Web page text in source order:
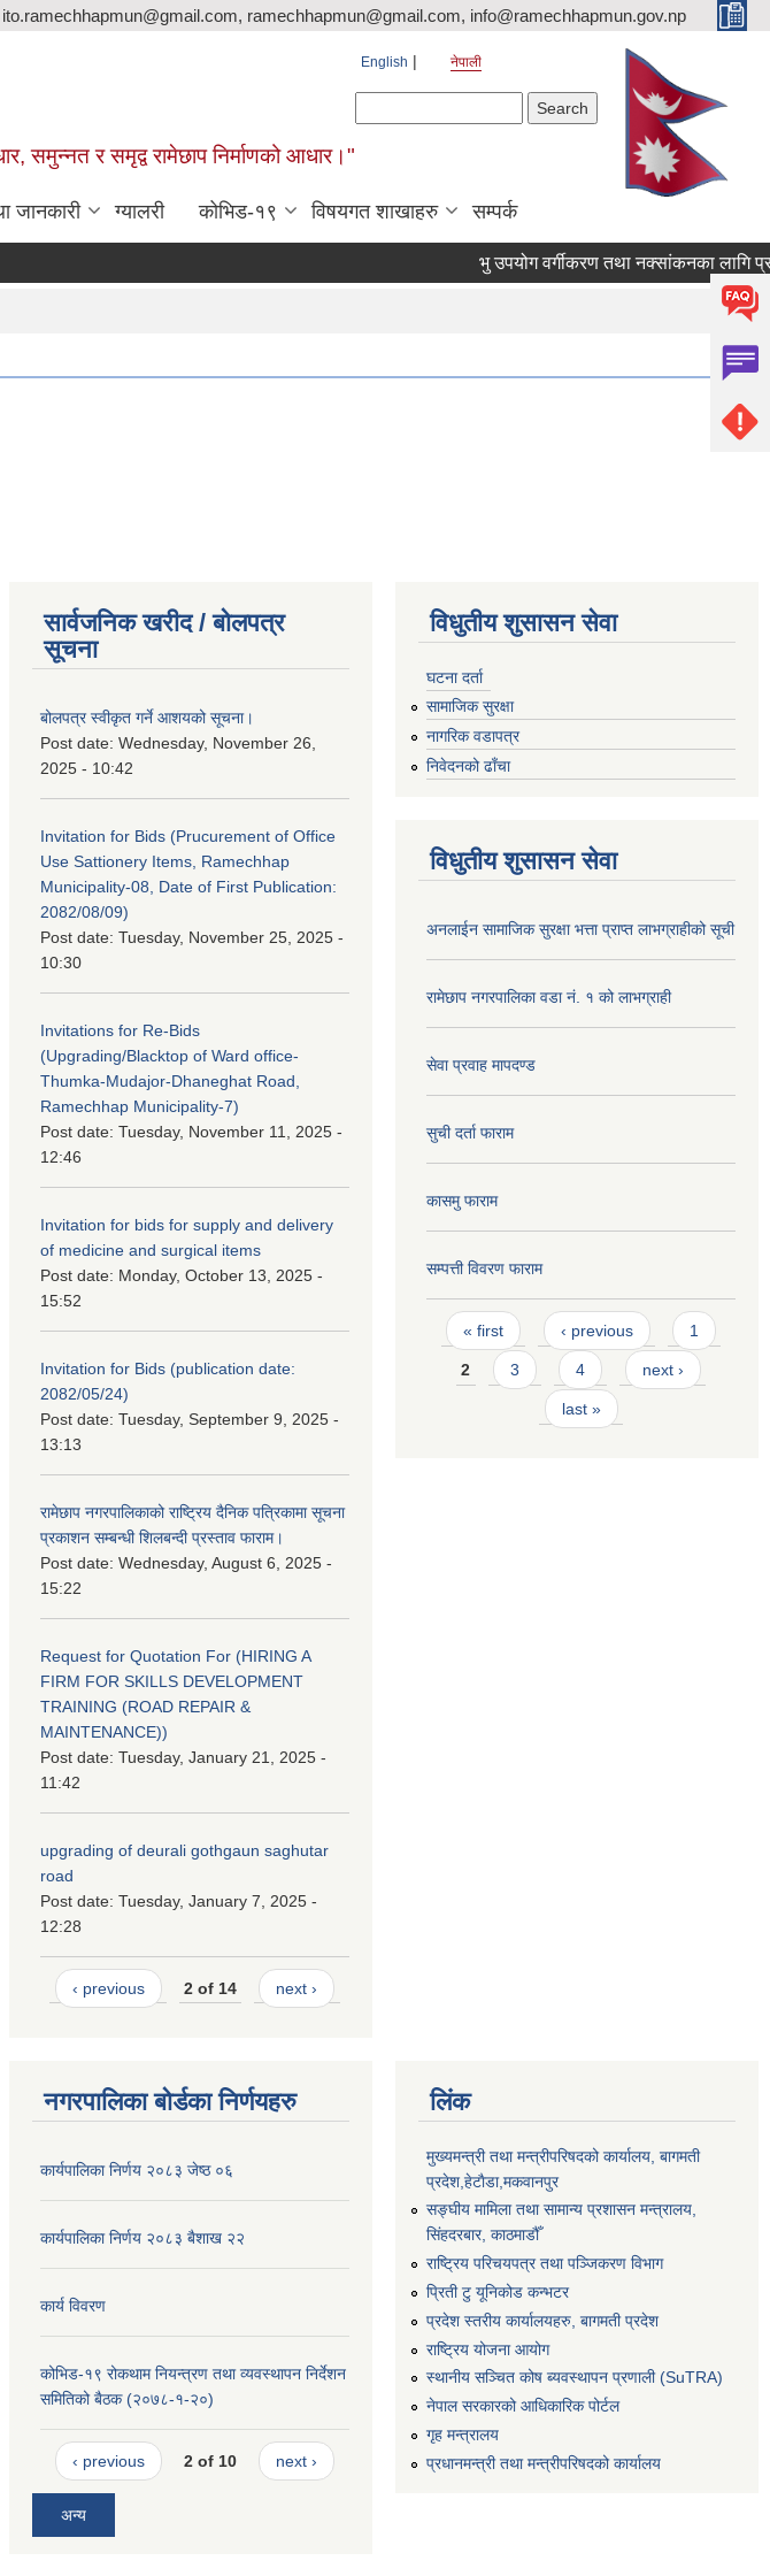
ito.ramechhapmun@gmail.com, ramechhapmun@gmail.com, info@ramechhapmun.gov.np
समुन्नत र समृद्व रामेछाप निर्माणको आधार।"
English नेपाली
जानकारी ग्यालरी कोभिड-१९ विषयगत शाखाहरु सम्पर्क
भु उपयोग वर्गीकरण तथा नक्सांकनका लागि
सार्वजनिक खरीद / बोलपत्र
सूचना
बोलपत्र स्वीकृत गर्ने आशयको सूचना।
Post date: Wednesday, November 26,
2025 - 10:42
Invitation for Bids (Prucurement of Office
Use Sattionery Items, Ramechhap
Municipality-08, Date of First Publication:
2082/08/09)
Post date: Tuesday, November 25, 2025 -
10:30
Invitations for Re-Bids
(Upgrading/Blacktop of Ward office-
Thumka-Mudajor-Dhaneghat Road,
Ramechhap Municipality-7)
Post date: Tuesday, November 11, 2025 -
12:46
Invitation for bids for supply and delivery
of medicine and surgical items
Post date: Monday, October 13, 2025 -
15:52
Invitation for Bids (publication date:
2082/05/24)
Post date: Tuesday, September 9, 2025 -
13:13
रामेछाप नगरपालिकाको राष्ट्रिय दैनिक पत्रिकामा सूचना
प्रकाशन सम्बन्धी शिलबन्दी प्रस्ताव फाराम।
Post date: Wednesday, August 6, 2025 -
15:22
Request for Quotation For (HIRING A
FIRM FOR SKILLS DEVELOPMENT
TRAINING (ROAD REPAIR &
MAINTENANCE))
Post date: Tuesday, January 21, 2025 -
11:42
upgrading of deurali gothgaun saghutar
road
Post date: Tuesday, January 7, 2025 -
12:28
‹ previous 2 of 14 next ›
विधुतीय शुसासन सेवा
घटना दर्ता
सामाजिक सुरक्षा
नागरिक वडापत्र
निवेदनको ढाँचा
विधुतीय शुसासन सेवा
अनलाईन सामाजिक सुरक्षा भत्ता प्राप्त लाभग्राहीको सूची
रामेछाप नगरपालिका वडा नं. १ को लाभग्राही
सेवा प्रवाह मापदण्ड
सुची दर्ता फाराम
कासमु फाराम
सम्पत्ती विवरण फाराम
Pages
« first ‹ previous 1
2 3 4 next ›
last »
नगरपालिका बोर्डका निर्णयहरु
कार्यपालिका निर्णय २०८३ जेष्ठ ०६
कार्यपालिका निर्णय २०८३ बैशाख २२
कार्य विवरण
कोभिड-१९ रोकथाम नियन्त्रण तथा व्यवस्थापन निर्देशन
समितिको बैठक (२०७८-१-२०)
‹ previous 2 of 10 next ›
अन्य
लिंक
मुख्यमन्त्री तथा मन्त्रीपरिषदको कार्यालय, बागमती
प्रदेश,हेटाैडा,मकवानपुर
सङ्‍घीय मामिला तथा सामान्य प्रशासन मन्त्रालय,
सिंहदरबार, काठमाडौँ
राष्ट्रिय परिचयपत्र तथा पञ्जिकरण विभाग
प्रिती टु यूनिकोड कन्भटर
प्रदेश स्तरीय कार्यालयहरु, बागमती प्रदेश
राष्ट्रिय योजना आयोग
स्थानीय सञ्चित कोष ब्यवस्थापन प्रणाली (SuTRA)
नेपाल सरकारको आधिकारिक पोर्टल
गृह मन्त्रालय
प्रधानमन्त्री तथा मन्त्रीपरिषदको कार्यालय